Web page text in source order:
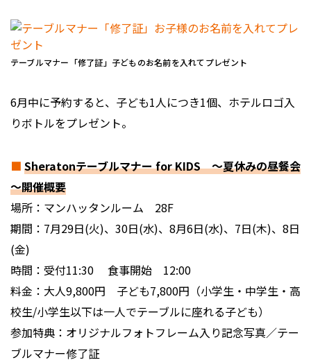
テーブルマナー「修了証」子どものお名前を入れてプレゼント
6月中に予約すると、子ども1人につき1個、ホテルロゴ入
りボトルをプレゼント。
■ Sheratonテーブルマナー for KIDS ～夏休みの昼餐会
～開催概要
場所：マンハッタンルーム 28F
期間：7月29日(火)、30日(水)、8月6日(水)、7日(木)、8日
(金)
時間：受付11:30 食事開始 12:00
料金：大人9,800円 子ども7,800円（小学生・中学生・高
校生/小学生以下は一人でテーブルに座れる子ども）
参加特典：オリジナルフォトフレーム入り記念写真／テー
ブルマナー修了証